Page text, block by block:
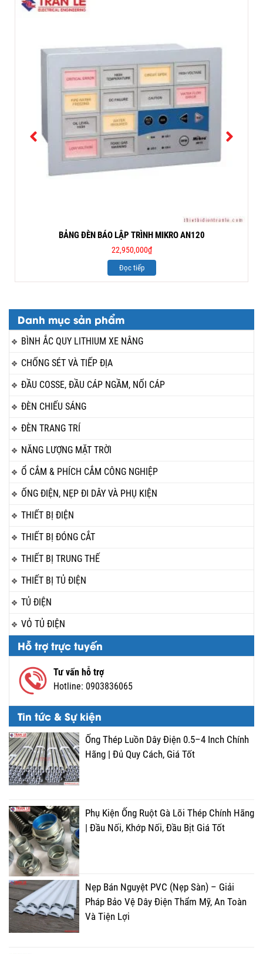
Danh mục sản phẩm
BÌNH ẮC QUY LITHIUM XE NÂNG
CHỐNG SÉT VÀ TIẾP ĐỊA
ĐẦU COSSE, ĐẦU CÁP NGẦM, NỐI CÁP
ĐÈN CHIẾU SÁNG
ĐÈN TRANG TRÍ
NĂNG LƯỢNG MẶT TRỜI
Ổ CẮM & PHÍCH CẮM CÔNG NGHIỆP
ỐNG ĐIỆN, NẸP ĐI DÂY VÀ PHỤ KIỆN
THIẾT BỊ ĐIỆN
THIẾT BỊ ĐÓNG CẮT
THIẾT BỊ TRUNG THẾ
THIẾT BỊ TỦ ĐIỆN
TỦ ĐIỆN
VỎ TỦ ĐIỆN
Hỗ trợ trực tuyến
Tư vấn hỗ trợ
Hotline: 0903836065
Tin tức & Sự kiện
Ống Thép Luồn Dây Điện 0.5–4 Inch Chính
Hãng | Đủ Quy Cách, Giá Tốt
Phụ Kiện Ống Ruột Gà Lõi Thép Chính Hãng
| Đầu Nối, Khớp Nối, Đầu Bịt Giá Tốt
Nẹp Bán Nguyệt PVC (Nẹp Sàn) – Giải
Pháp Bảo Vệ Dây Điện Thẩm Mỹ, An Toàn
Và Tiện Lợi
BẢNG ĐÈN BÁO LẬP TRÌNH MIKRO AN120
22,950,000₫
Đọc tiếp